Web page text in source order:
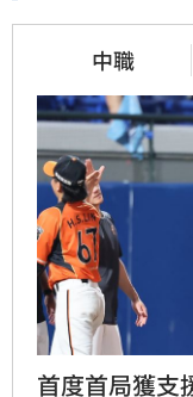
中職
首度首局獲支